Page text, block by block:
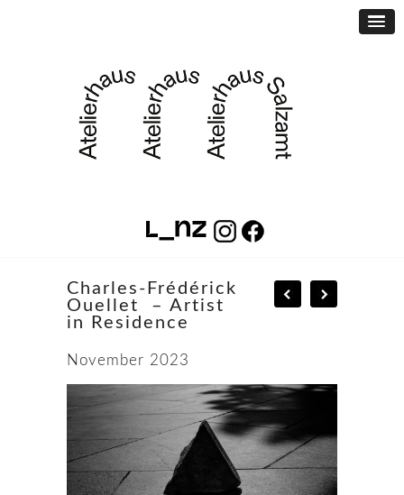
Charles-Frédérick
Ouellet – Artist
in Residence
November 2023